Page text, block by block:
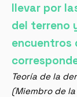
llevar por
del terreno
encuentros
Teoría de la
(Miembro de